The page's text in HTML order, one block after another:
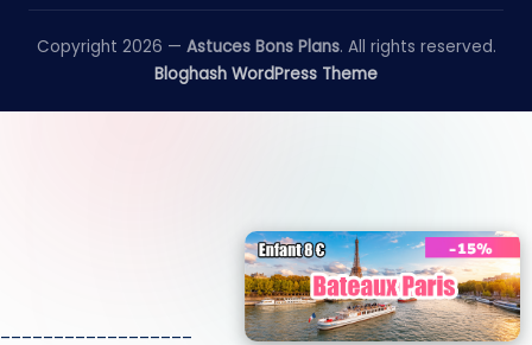
Copyright 2026 — Astuces Bons Plans. All rights reserved.
Bloghash WordPress Theme